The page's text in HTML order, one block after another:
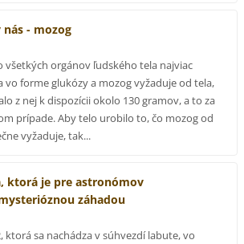
nás - mozog
všetkých orgánov ľudského tela najviac
vo forme glukózy a mozog vyžaduje od tela,
z nej k dispozícii okolo 130 gramov, a to za
prípade. Aby telo urobilo to, čo mozog od
vyžaduje, tak...
ktorá je pre astronómov
záhadou
ktorá sa nachádza v súhvezdí labute, vo